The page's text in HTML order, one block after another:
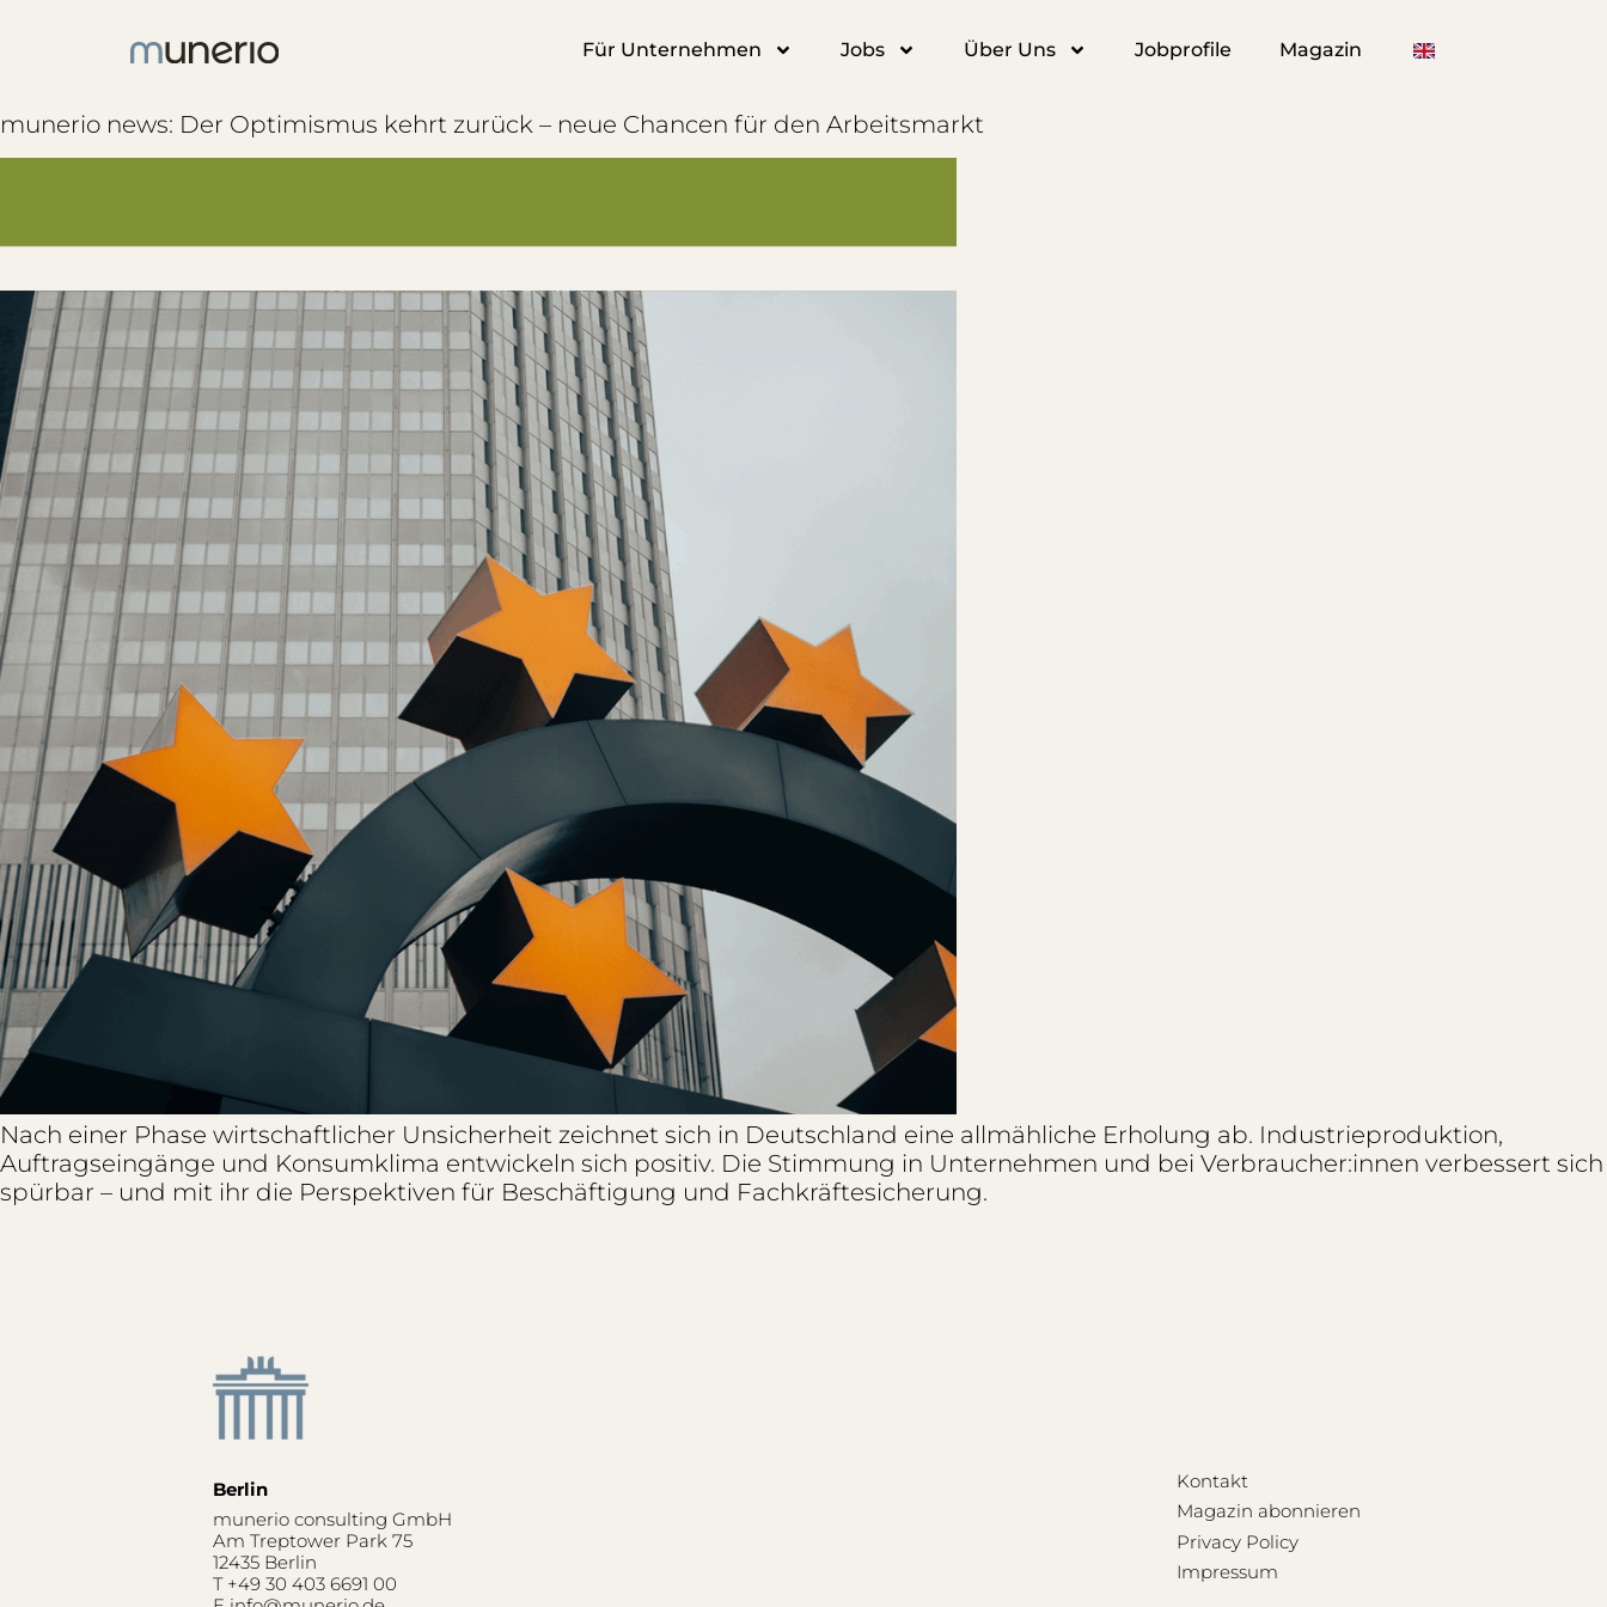
Für Unternehmen Jobs Über Uns Jobprofile Magazin
munerio news: Der Optimismus kehrt zurück – neue Chancen für den Arbeitsmarkt
Nach einer Phase wirtschaftlicher Unsicherheit zeichnet sich in Deutschland eine allmähliche Erholung ab. Industrieproduktion,
Auftragseingänge und Konsumklima entwickeln sich positiv. Die Stimmung in Unternehmen und bei Verbraucher:innen verbessert sich
spürbar – und mit ihr die Perspektiven für Beschäftigung und Fachkräftesicherung.
Berlin
munerio consulting GmbH
Am Treptower Park 75
12435 Berlin
T +49 30 403 6691 00
Kontakt
Magazin abonnieren
Privacy Policy
Impressum